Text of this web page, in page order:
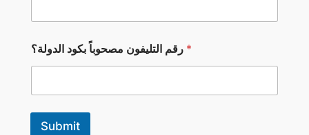
ل
ا
م
ا
رقم التليفون مصحوباً بكود الدولة؟ *
Submit